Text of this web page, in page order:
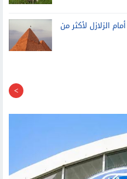
الزلازل لأكثر من